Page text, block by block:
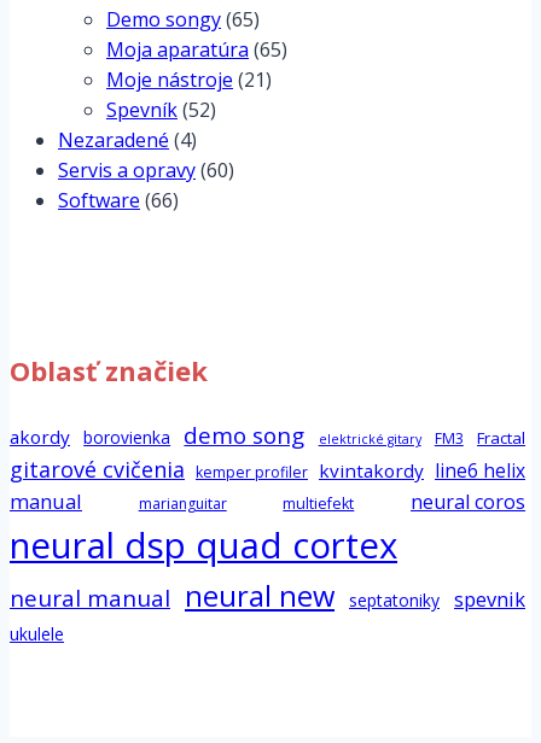
Demo songy(65)
Moja aparatúra (65)
Moje nástroje (21)
Spevník(52)
Nezaradené (4)
Servis a opravy(60)
Software (66)
Oblasť značiek
akordy borovienka demo song elektrické gitary FM3 Fractal
gitarové cvičenia kemper profiler kvintakordy line6 helix
manual marianguitar multiefekt neural coros
neural dsp quad cortex
neural manual neural new septatoniky spevnik
ukulele